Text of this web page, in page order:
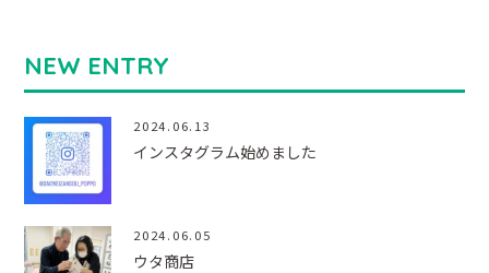
NEW ENTRY
2024.06.13
インスタグラム始めました
2024.06.05
ウタ商店